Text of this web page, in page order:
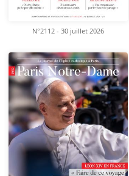
N°2112 - 30 juillet 2026